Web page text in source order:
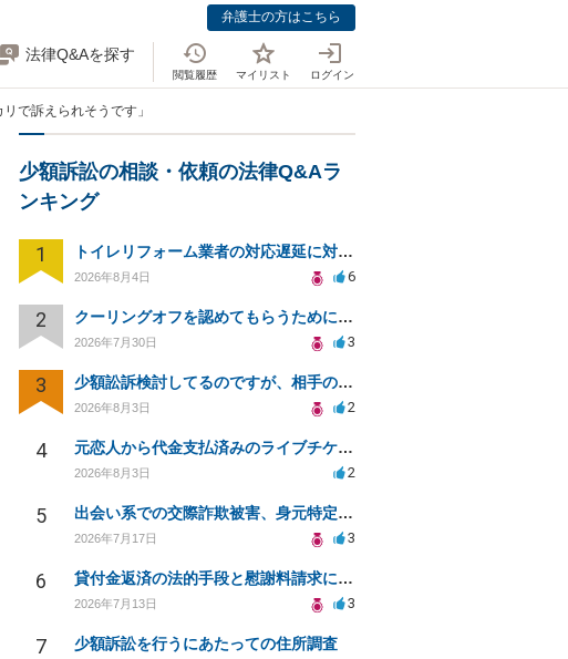
弁護士の方はこちら
法律Q&Aを探す
閲覧履歴 マイリスト ログイン
で訴えられそうです」
少額訴訟の相談・依頼の法律Q&Aラ
ンキング
1 トイレリフォーム業者の対応遅延に対する法的措置相談
2026年8月4日 6
2 クーリングオフを認めてもらうために少額訴訟できるのでしょうか。
2026年7月30日 3
3 少額訟訴検討してるのですが、相手の住所がわからない
2026年8月3日 2
4 元恋人から代金支払済みのライブチケットを回収したい。
2026年8月3日 2
5 出会い系での交際詐欺被害、身元特定と返金請求の方法は？
2026年7月17日 3
6 貸付金返済の法的手段と慰謝料請求について
2026年7月13日 3
7 少額訴訟を行うにあたっての住所調査